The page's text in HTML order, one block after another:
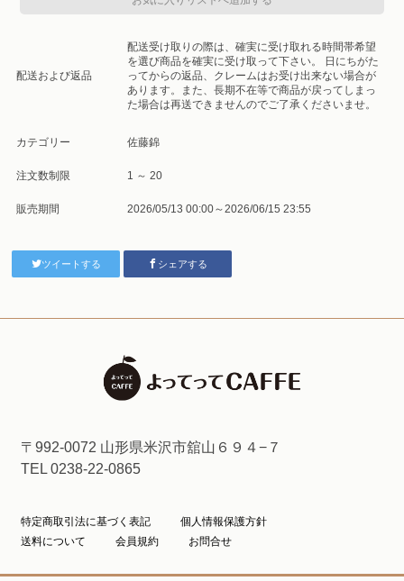
配送および返品
配送受け取りの際は、確実に受け取れる時間帯希望
を選び商品を確実に受け取って下さい。 日にちがた
ってからの返品、クレームはお受け出来ない場合が
あります。また、長期不在等で商品が戻ってしまっ
た場合は再送できませんのでご了承くださいませ。
カテゴリー 佐藤錦
注文数制限 1 ～ 20
販売期間 2026/05/13 00:00～2026/06/15 23:55
ツイートする シェアする
〒992-0072 山形県米沢市舘山６９４−７
TEL 0238-22-0865
特定商取引法に基づく表記
個人情報保護方針
送料について
会員規約 お問合せ